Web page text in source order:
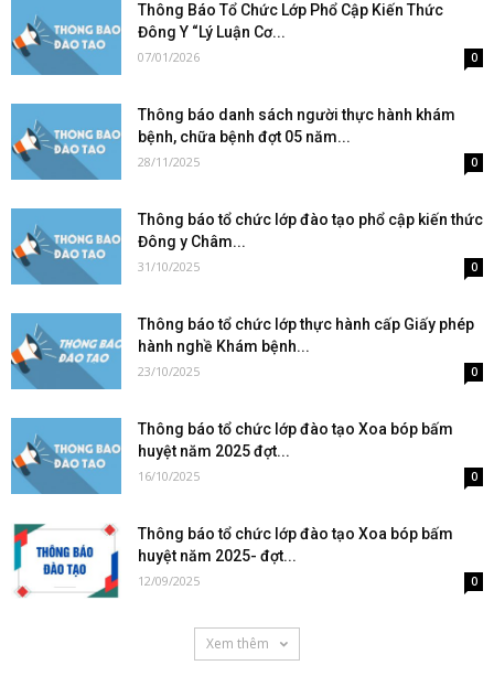
Thông Báo Tổ Chức Lớp Phổ Cập Kiến Thức
Đông Y “Lý Luận Cơ...
07/01/2026 0
Thông báo danh sách người thực hành khám
bệnh, chữa bệnh đợt 05 năm...
28/11/2025 0
Thông báo tổ chức lớp đào tạo phổ cập kiến thức
Đông y Châm...
31/10/2025 0
Thông báo tổ chức lớp thực hành cấp Giấy phép
hành nghề Khám bệnh...
23/10/2025 0
Thông báo tổ chức lớp đào tạo Xoa bóp bấm
huyệt năm 2025 đợt...
16/10/2025 0
Thông báo tổ chức lớp đào tạo Xoa bóp bấm
huyệt năm 2025- đợt...
12/09/2025 0
Xem thêm